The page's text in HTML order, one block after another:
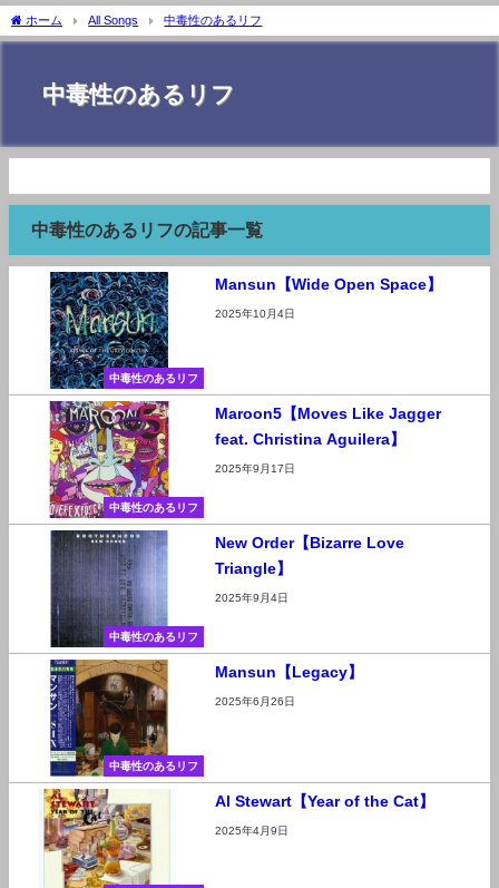
ホーム All Songs 中毒性のあるリフ
中毒性のあるリフ
中毒性のあるリフの記事一覧
中毒性のあるリフ
Mansun【Wide Open Space】
2025年10月4日
中毒性のあるリフ
Maroon5【Moves Like Jagger
feat. Christina Aguilera】
2025年9月17日
中毒性のあるリフ
New Order【Bizarre Love
Triangle】
2025年9月4日
中毒性のあるリフ
Mansun【Legacy】
2025年6月26日
Al Stewart【Year of the Cat】
2025年4月9日